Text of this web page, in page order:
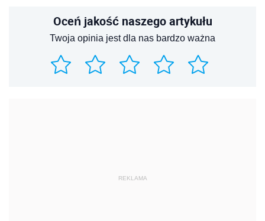
Oceń jakość naszego artykułu
Twoja opinia jest dla nas bardzo ważna
REKLAMA